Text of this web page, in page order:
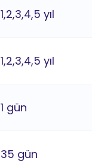
1,2,3,4,5 yıl
1,2,3,4,5 yıl
1 gün
35 gün